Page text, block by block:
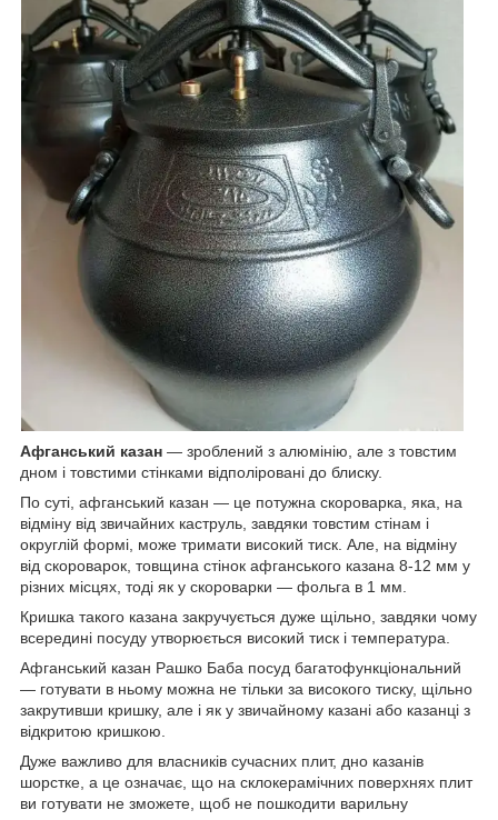
Афганський казан — зроблений з алюмінію, але з товстим
дном і товстими стінками відполіровані до блиску.
По суті, афганський казан — це потужна скороварка, яка, на
відміну від звичайних каструль, завдяки товстим стінам і
округлій формі, може тримати високий тиск. Але, на відміну
від скороварок, товщина стінок афганського казана 8-12 мм у
різних місцях, тоді як у скороварки — фольга в 1 мм.
Кришка такого казана закручується дуже щільно, завдяки чому
всередині посуду утворюється високий тиск і температура.
Афганський казан Рашко Баба посуд багатофункціональний
— готувати в ньому можна не тільки за високого тиску, щільно
закрутивши кришку, але і як у звичайному казані або казанці з
відкритою кришкою.
Дуже важливо для власників сучасних плит, дно казанів
шорстке, а це означає, що на склокерамічних поверхнях плит
ви готувати не зможете, щоб не пошкодити варильну